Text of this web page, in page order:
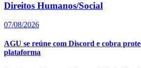
Direitos Humanos/Social
07/08/2026
AGU se reúne com Discord e cobra
plataforma